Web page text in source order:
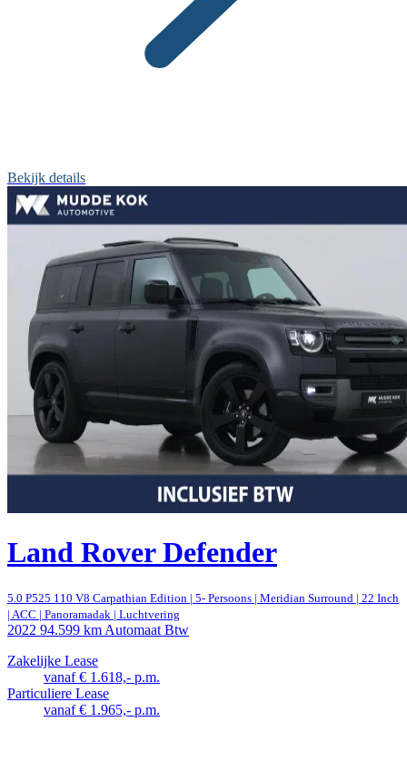
Bekijk details
Land Rover Defender
5.0 P525 110 V8 Carpathian Edition | 5- Persoons | Meridian Surround | 22 Inch
| ACC | Panoramadak | Luchtvering
2022 94.599 km Automaat Btw
Zakelijke Lease
vanaf € 1.618,- p.m.
Particuliere Lease
vanaf € 1.965,- p.m.